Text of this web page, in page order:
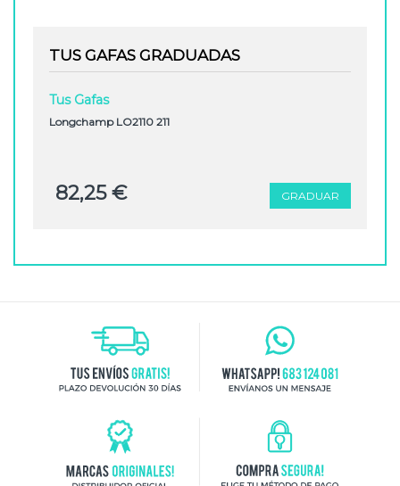
TUS GAFAS GRADUADAS
Tus Gafas
Longchamp LO2110 211
82,25 €